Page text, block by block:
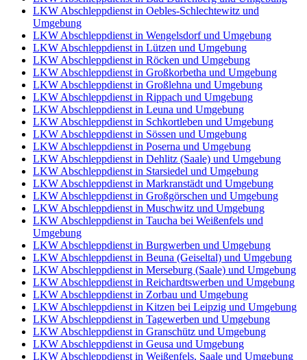
LKW Abschleppdienst in Oebles-Schlechtewitz und
Umgebung
LKW Abschleppdienst in Wengelsdorf und Umgebung
LKW Abschleppdienst in Lützen und Umgebung
LKW Abschleppdienst in Röcken und Umgebung
LKW Abschleppdienst in Großkorbetha und Umgebung
LKW Abschleppdienst in Großlehna und Umgebung
LKW Abschleppdienst in Rippach und Umgebung
LKW Abschleppdienst in Leuna und Umgebung
LKW Abschleppdienst in Schkortleben und Umgebung
LKW Abschleppdienst in Sössen und Umgebung
LKW Abschleppdienst in Poserna und Umgebung
LKW Abschleppdienst in Dehlitz (Saale) und Umgebung
LKW Abschleppdienst in Starsiedel und Umgebung
LKW Abschleppdienst in Markranstädt und Umgebung
LKW Abschleppdienst in Großgörschen und Umgebung
LKW Abschleppdienst in Muschwitz und Umgebung
LKW Abschleppdienst in Taucha bei Weißenfels und
Umgebung
LKW Abschleppdienst in Burgwerben und Umgebung
LKW Abschleppdienst in Beuna (Geiseltal) und Umgebung
LKW Abschleppdienst in Merseburg (Saale) und Umgebung
LKW Abschleppdienst in Reichardtswerben und Umgebung
LKW Abschleppdienst in Zorbau und Umgebung
LKW Abschleppdienst in Kitzen bei Leipzig und Umgebung
LKW Abschleppdienst in Tagewerben und Umgebung
LKW Abschleppdienst in Granschütz und Umgebung
LKW Abschleppdienst in Geusa und Umgebung
LKW Abschleppdienst in Weißenfels, Saale und Umgebung